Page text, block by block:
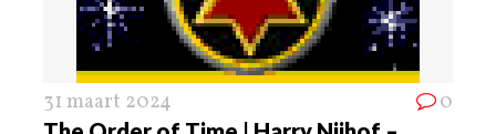
31 maart 2024 0